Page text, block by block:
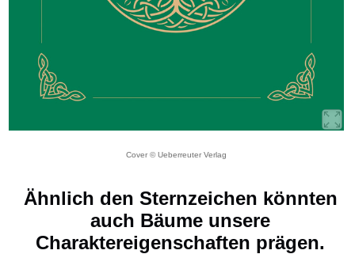
Cover © Ueberreuter Verlag
Ähnlich den Sternzeichen könnten
auch Bäume unsere
Charaktereigenschaften prägen.